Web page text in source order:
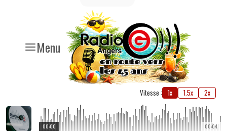
Menu
Vitesse : 1x 1.5x 2x
00:04
00:00